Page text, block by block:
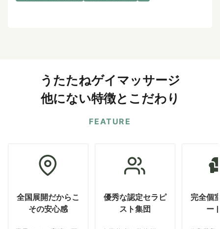
うたたねゲイマッサージ
他にない特徴とこだわり
FEATURE
全国展開だからこ
その安心感
優秀な認定セラピ
スト集団
完全個
ー